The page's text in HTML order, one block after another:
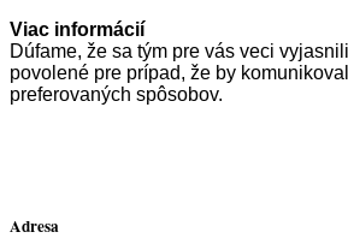
Viac informácií
Dúfame, že sa tým pre vás veci
povolené pre prípad, že by
preferovaných spôsobov.
Adresa